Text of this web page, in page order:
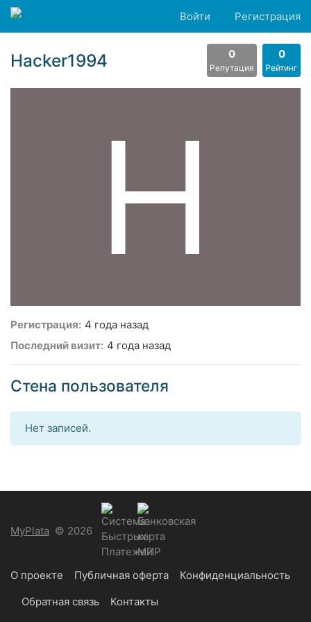
Войти Регистрация
Hacker1994 0
Репутация
0
Рейтинг
H
Регистрация: 4 года назад
Последний визит: 4 года назад
Стена пользователя
Нет записей.
MyPlata © 2026
О проекте Публичная оферта
Конфиденциальность
Обратная связь
Контакты